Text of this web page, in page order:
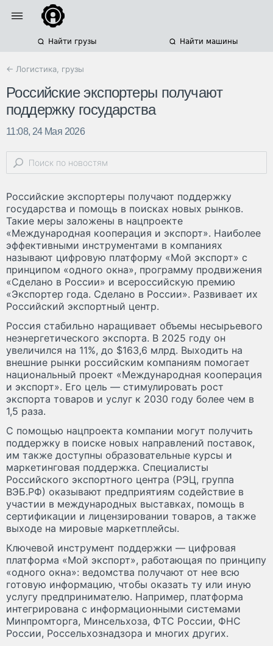
Найти грузы Найти машины
← Логистика, грузы
Российские экспортеры получают
поддержку государства
11:08, 24 Мая 2026
Российские экспортеры получают поддержку
государства и помощь в поисках новых рынков.
Такие меры заложены в нацпроекте
«Международная кооперация и экспорт». Наиболее
эффективными инструментами в компаниях
называют цифровую платформу «Мой экспорт» с
принципом «одного окна», программу продвижения
«Сделано в России» и всероссийскую премию
«Экспортер года. Сделано в России». Развивает их
Российский экспортный центр.
Россия стабильно наращивает объемы несырьевого
неэнергетического экспорта. В 2025 году он
увеличился на 11%, до $163,6 млрд. Выходить на
внешние рынки российским компаниям помогает
национальный проект «Международная кооперация
и экспорт». Его цель — стимулировать рост
экспорта товаров и услуг к 2030 году более чем в
1,5 раза.
С помощью нацпроекта компании могут получить
поддержку в поиске новых направлений поставок,
им также доступны образовательные курсы и
маркетинговая поддержка. Специалисты
Российского экспортного центра (РЭЦ, группа
ВЭБ.РФ) оказывают предприятиям содействие в
участии в международных выставках, помощь в
сертификации и лицензировании товаров, а также
выходе на мировые маркетплейсы.
Ключевой инструмент поддержки — цифровая
платформа «Мой экспорт», работающая по принципу
«одного окна»: ведомства получают от нее всю
готовую информацию, чтобы оказать ту или иную
услугу предпринимателю. Например, платформа
интегрирована с информационными системами
Минпромторга, Минсельхоза, ФТС России, ФНС
России, Россельхознадзора и многих других.